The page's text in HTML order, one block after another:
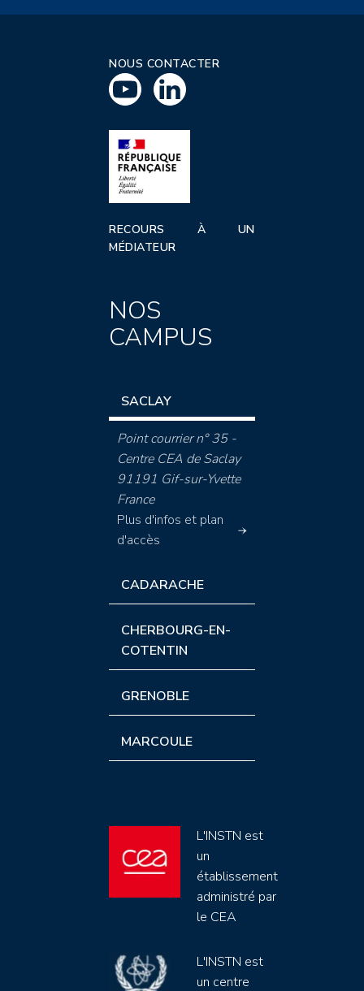
NOUS CONTACTER
RECOURS À UN
MÉDIATEUR
NOS
CAMPUS
SACLAY
Point courrier n° 35 -
Centre CEA de Saclay
91191 Gif-sur-Yvette
France
Plus d'infos et plan
d'accès
CADARACHE
CHERBOURG-EN-
COTENTIN
GRENOBLE
MARCOULE
L'INSTN est
un
établissement
administré par
le CEA
L'INSTN est
un centre